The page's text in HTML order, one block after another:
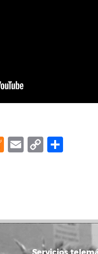
Meneame
Email
Copy